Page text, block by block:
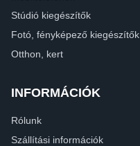
Stúdió kiegészítők
Fotó, fényképező kiegészítők
Otthon, kert
INFORMÁCIÓK
Rólunk
Szállítási információk